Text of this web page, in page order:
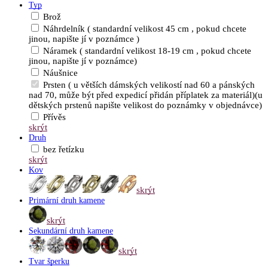
Typ
Brož
Náhrdelník ( standardní velikost 45 cm , pokud chcete
jinou, napište jí v poznámce )
Náramek ( standardní velikost 18-19 cm , pokud chcete
jinou, napište jí v poznámce)
Náušnice
Prsten ( u větších dámských velikostí nad 60 a pánských
nad 70, může být před expedicí přidán příplatek za materiál)(u
dětských prstenů napište velikost do poznámky v objednávce)
Přívěs
skrýt
Druh
bez řetízku
skrýt
Kov
skrýt
Primární druh kamene
skrýt
Sekundární druh kamene
skrýt
Tvar šperku